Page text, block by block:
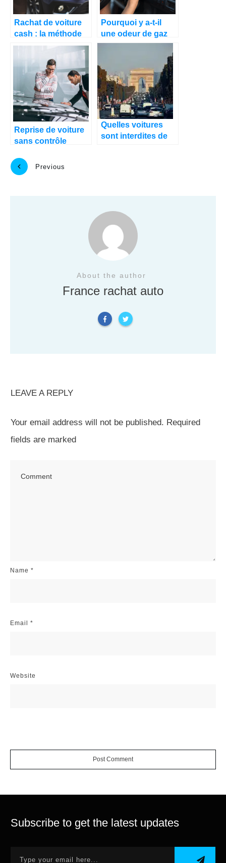
Rachat de voiture
cash : la méthode
simple pour vendre
temps
Pourquoi y a-t-il
une odeur de gaz
d’échappement
dans l’habitacle de
mon véhicule ?
Reprise de voiture
sans contrôle
vraiment possible ?
Quelles voitures
sont interdites de
Previous
About the author
France rachat auto
LEAVE A REPLY
Your email address will not be published. Required
fields are marked
Name *
Email *
Website
Post Comment
Subscribe to get the latest updates